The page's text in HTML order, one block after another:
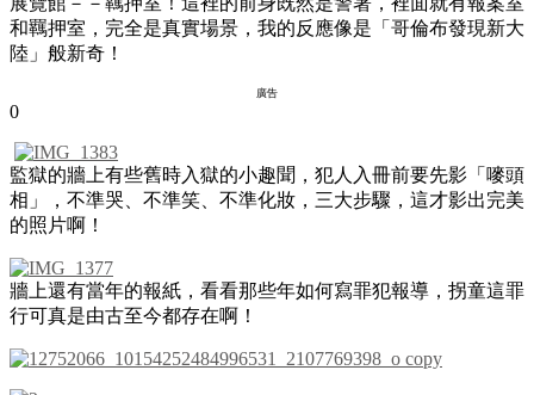
和羈押室，完全是真實場景，我的反應像是「哥倫布發現新大
陸」般新奇！
廣告
0
監獄的牆上有些舊時入獄的小趣聞，犯人入冊前要先影「嘜頭
相」，不準哭、不準笑、不準化妝，三大步驟，這才影出完美
的照片啊！
牆上還有當年的報紙，看看那些年如何寫罪犯報導，拐童這罪
行可真是由古至今都存在啊！